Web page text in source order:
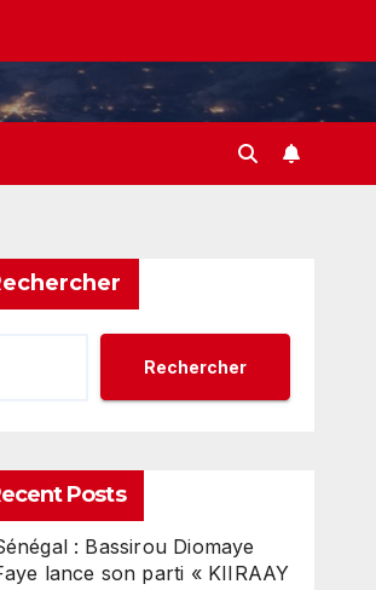
Rechercher
Posts
: Bassirou Diomaye
lance son parti « KIIRAAY